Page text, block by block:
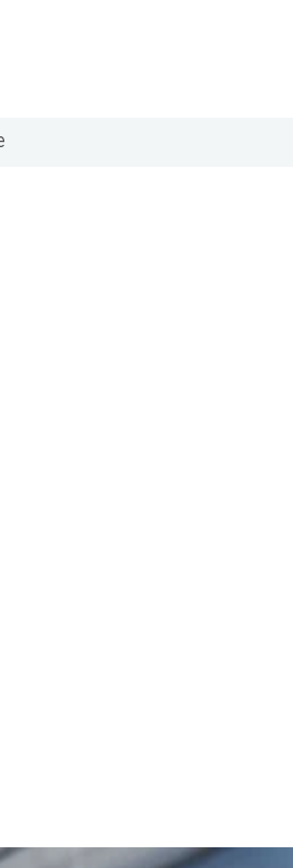
véritables passionnés, qui se